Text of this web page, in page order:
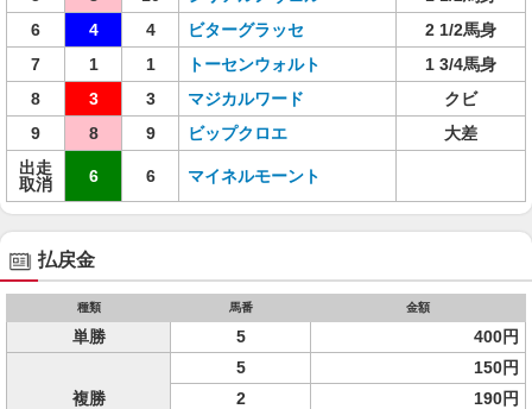
6
4 4 ビターグラッセ
2 1/2馬身
7
1 1 トーセンウォルト
1 3/4馬身
8
3 3 マジカルワード
クビ
9
8 9 ビップクロエ
大差
出走
取消
6 6 マイネルモーント
払戻金
種類 馬番 金額
単勝 5 400円
複勝
5
150円
2
190円